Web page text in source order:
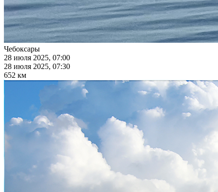
Чебоксары
28 июля 2025, 07:00
28 июля 2025, 07:30
652 км